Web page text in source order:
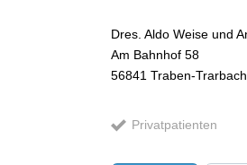
Dres. Aldo Weise und
Am Bahnhof 58
56841 Traben-Trarbach
Privatpatienten